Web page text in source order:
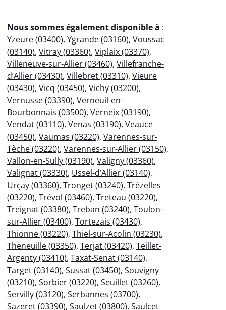
Nous sommes également disponible à :
Yzeure (03400), Ygrande (03160), Voussac
(03140), Vitray (03360), Viplaix (03370),
Villeneuve-sur-Allier (03460), Villefranche-
d’Allier (03430), Villebret (03310), Vieure
(03430), Vicq (03450), Vichy (03200),
Vernusse (03390), Verneuil-en-
Bourbonnais (03500), Verneix (03190),
Vendat (03110), Venas (03190), Veauce
(03450), Vaumas (03220), Varennes-sur-
Tèche (03220), Varennes-sur-Allier (03150),
Vallon-en-Sully (03190), Valigny (03360),
Valignat (03330), Ussel-d’Allier (03140),
Urçay (03360), Tronget (03240), Trézelles
(03220), Trévol (03460), Treteau (03220),
Treignat (03380), Treban (03240), Toulon-
sur-Allier (03400), Tortezais (03430),
Thionne (03220), Thiel-sur-Acolin (03230),
Theneuille (03350), Terjat (03420), Teillet-
Argenty (03410), Taxat-Senat (03140),
Target (03140), Sussat (03450), Souvigny
(03210), Sorbier (03220), Seuillet (03260),
Servilly (03120), Serbannes (03700),
Sazeret (03390), Saulzet (03800), Saulcet